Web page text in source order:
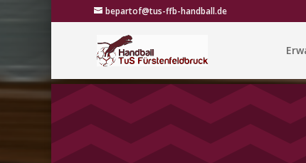
bepartof@tus-ffb-handball.de